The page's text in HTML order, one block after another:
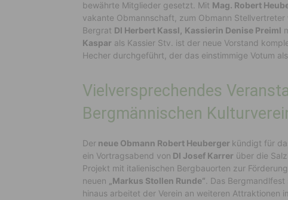
bewährte Mitglieder gesetzt. Mit Mag. Robert
vakante Obmannschaft, zum Obmann Stellvertreter
Bergrat DI Herbert Kassl, Kassierin Denise Preiml
Kaspar als Kassier Stv. ist der neue Vorstand
Hecher durchgeführt, der das einstimmige Votum
Vielversprechendes
Bergmännischen
Der neue Obmann Robert Heuberger kündigt für
ein Vortragsabend von DI Josef Karrer über die
Projekt mit italienischen Bergbauorten zur
neuen
„Markus Stollen Runde“ . Das
hinaus arbeitet der Verein an weiteren Attraktionen